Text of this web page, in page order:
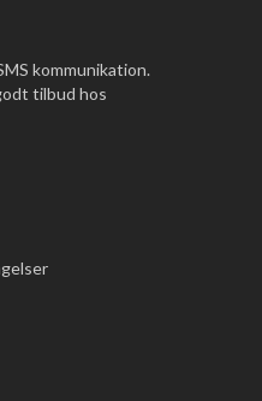
kommunikation.
tilbud hos